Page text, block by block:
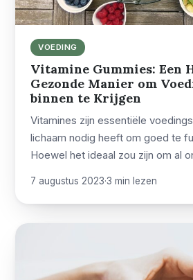
VOEDING
Vitamine Gummies: Een
Gezonde Manier om
binnen te Krijgen
Vitamines zijn essentiële
lichaam nodig heeft om goed te
Hoewel het ideaal zou zijn om al
7 augustus 2023·3 min lezen